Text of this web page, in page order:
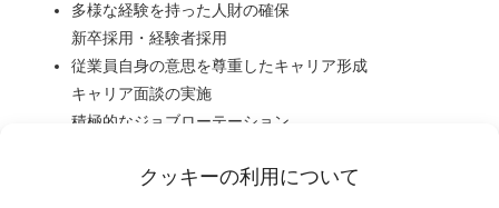
クッキーの利用について
多様な経験を持った人財の確保
新卒採用・経験者採用
従業員自身の意思を尊重したキャリア形成
キャリア面談の実施
積極的なジョブローテーション
タレントマネジメントシステムの導入、検討